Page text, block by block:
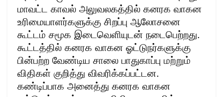
மாவட்ட காவல் அலுவலகத்தில் கனரக வாகன
உரிமையாளர்களுக்கு சிறப்பு ஆலோசனை
கூட்டம் சமூக இடைவெளியுடன் நடைபெற்றது.
கூட்டத்தில் கனரக வாகன ஓட்டுநர்களுக்கு
பின்பற்ற வேண்டிய சாலை பாதுகாப்பு மற்றும்
விதிகள் குறித்து விவரிக்கப்பட்டன.
கண்டிப்பாக அனைத்து கனரக வாகன